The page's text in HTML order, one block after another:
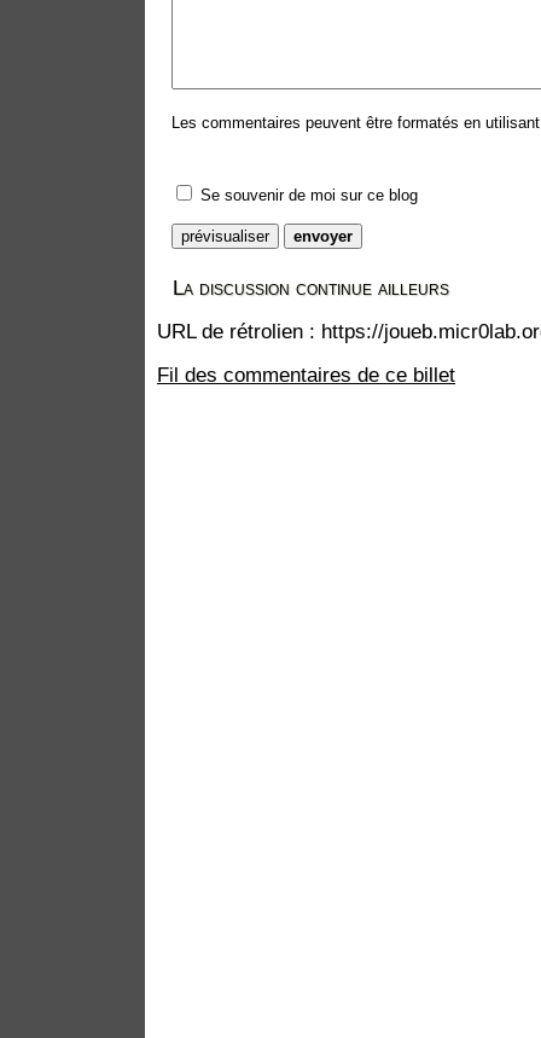
Les commentaires peuvent être formatés en
Se souvenir de moi sur ce blog
La discussion continue ailleurs
URL de rétrolien : https://
Fil des commentaires de ce billet